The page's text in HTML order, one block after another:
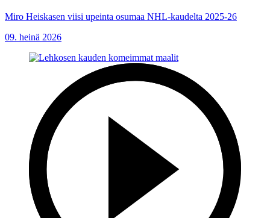
Miro Heiskasen viisi upeinta osumaa NHL-kaudelta 2025-26
09. heinä 2026